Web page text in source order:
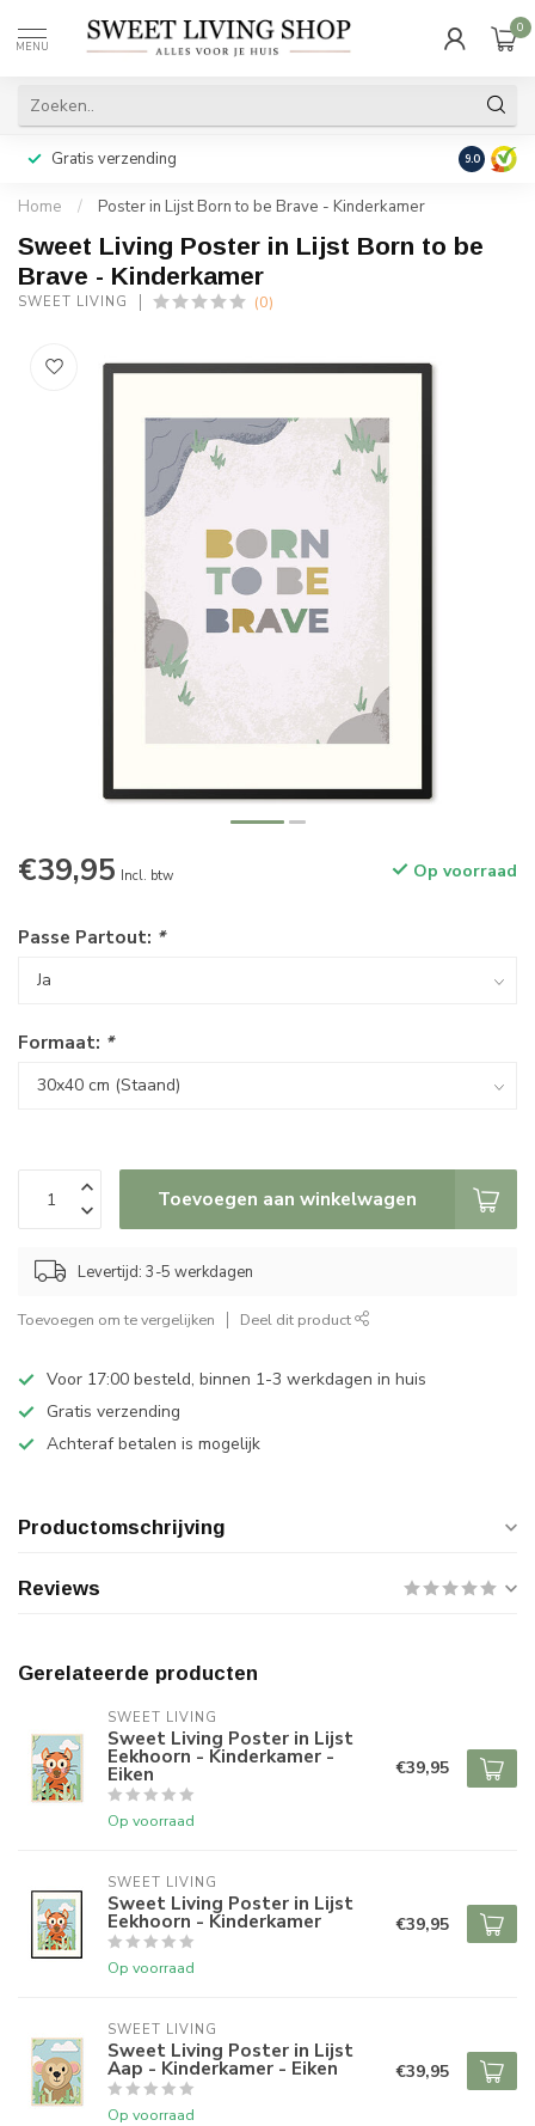
MENU
0
Gratis verzending Achteraf
9.0
Home / Poster in Lijst Born to be Brave - Kinderkamer
Sweet Living Poster in Lijst Born to be
Brave - Kinderkamer
SWEET LIVING (0)
€39,95 Incl. btw Op voorraad
Passe Partout: *
Formaat: *
Toevoegen aan winkelwagen
Levertijd: 3-5 werkdagen
Toevoegen om te vergelijken Deel dit product
Voor 17:00 besteld, binnen 1-3 werkdagen in huis
Gratis verzending
Achteraf betalen is mogelijk
Productomschrijving
Reviews
Gerelateerde producten
SWEET LIVING
Sweet Living Poster in Lijst
Eekhoorn - Kinderkamer -
Eiken
Op voorraad
€39,95
SWEET LIVING
Sweet Living Poster in Lijst
Eekhoorn - Kinderkamer
Op voorraad
€39,95
SWEET LIVING
Sweet Living Poster in Lijst
Aap - Kinderkamer - Eiken
Op voorraad
€39,95